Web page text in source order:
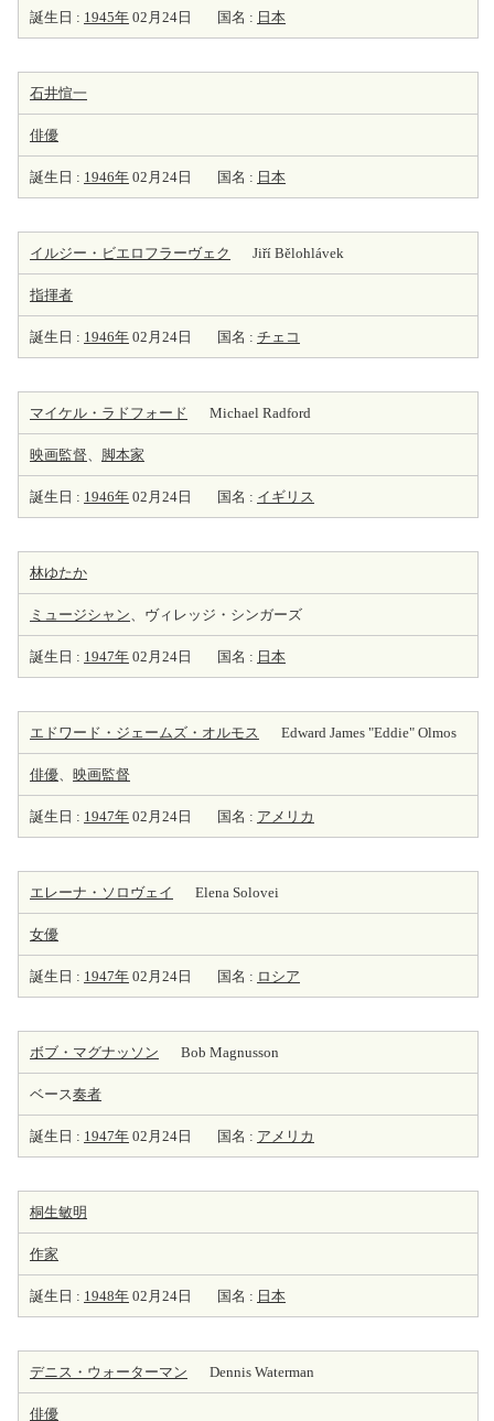
誕生日 : 1945年 02月24日 国名 : 日本
石井愃一
俳優
誕生日 : 1946年 02月24日 国名 : 日本
イルジー・ビエロフラーヴェク Jiří Bělohlávek
指揮者
誕生日 : 1946年 02月24日 国名 : チェコ
マイケル・ラドフォード Michael Radford
映画監督、 脚本家
誕生日 : 1946年 02月24日 国名 : イギリス
林ゆたか
ミュージシャン、ヴィレッジ・シンガーズ
誕生日 : 1947年 02月24日 国名 : 日本
エドワード・ジェームズ・オルモス Edward James "Eddie" Olmos
俳優、 映画監督
誕生日 : 1947年 02月24日 国名 : アメリカ
エレーナ・ソロヴェイ Elena Solovei
女優
誕生日 : 1947年 02月24日 国名 : ロシア
ボブ・マグナッソン Bob Magnusson
ベース奏者
誕生日 : 1947年 02月24日 国名 : アメリカ
桐生敏明
作家
誕生日 : 1948年 02月24日 国名 : 日本
デニス・ウォーターマン Dennis Waterman
俳優